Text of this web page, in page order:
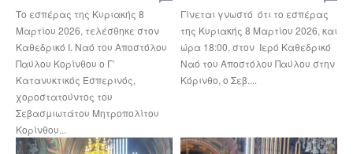
Το εσπέρας της Κυριακής 8
Μαρτίου 2026, τελέσθηκε στον
Καθεδρικό Ι. Ναό του Αποστόλου
Παύλου Κορίνθου ο Γ’
Κατανυκτικός Εσπερινός,
χοροστατούντος του
Σεβασμιωτάτου Μητροπολίτου
Κορίνθου...
Γίνεται γνωστό ότι το εσπέρας
της Κυριακής 8 Μαρτίου 2026, και
ώρα 18:00, στον Ιερό Καθεδρικό
Ναό του Αποστόλου Παύλου στην
Κόρινθο, ο Σεβ....